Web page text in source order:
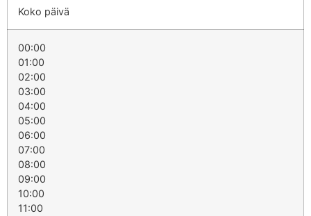
Koko päivä
00:00
01:00
02:00
03:00
04:00
05:00
06:00
07:00
08:00
09:00
10:00
11:00